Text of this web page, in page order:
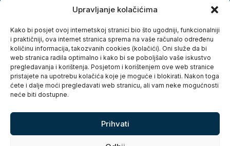
Upravljanje kolačićima
Kako bi posjet ovoj internetskoj stranici bio što ugodniji, funkcionalniji
i praktičniji, ova internet stranica sprema na vaše računalo određenu
količinu informacija, takozvanih cookies (kolačići). Oni služe da bi
web stranica radila optimalno i kako bi se poboljšalo vaše iskustvo
pregledavanja i korištenja. Posjetom i korištenjem ove web stranice
pristajete na upotrebu kolačića koje je moguće i blokirati. Nakon toga
ćete i dalje moći pregledavati web stranicu, ali vam neke mogućnosti
neće biti dostupne.
Prihvati
pisarnica@karlovac.hr
Zaštita osobnih podataka
Pristup informacijama
Kolačići
Izjava o pristupačnosti
Turistička zajednica grada Karlovca